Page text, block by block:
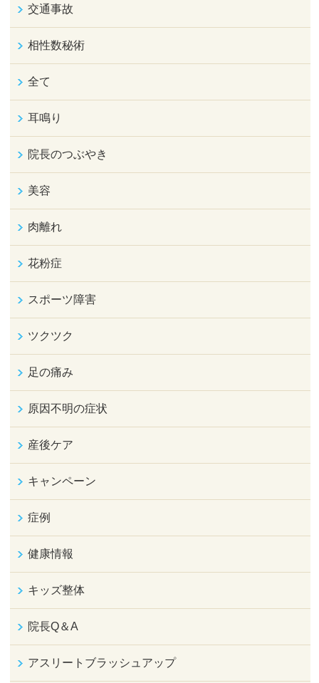
交通事故
相性数秘術
全て
耳鳴り
院長のつぶやき
美容
肉離れ
花粉症
スポーツ障害
ツクツク
足の痛み
原因不明の症状
産後ケア
キャンペーン
症例
健康情報
キッズ整体
院長Q＆A
アスリートブラッシュアップ